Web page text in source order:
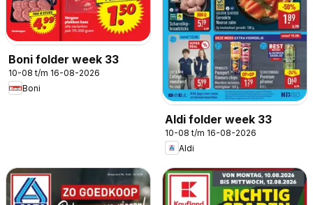
Boni folder week 33
10-08 t/m 16-08-2026
Boni
Aldi folder week 33
10-08 t/m 16-08-2026
Aldi